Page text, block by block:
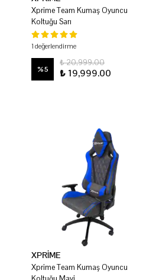
Xprime Team Kumaş Oyuncu
Koltuğu Sarı
1 değerlendirme
%5
₺ 20,999.00
₺ 19,999.00
XPRİME
Xprime Team Kumaş Oyuncu